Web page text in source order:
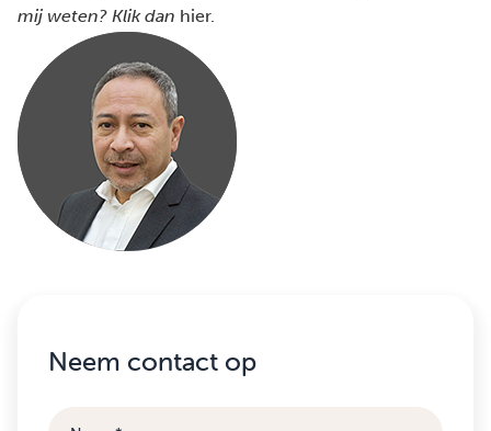
mij weten? Klik dan hier.
Neem contact op